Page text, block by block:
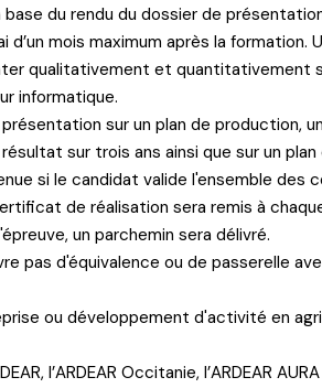
base du rendu du dossier de
d’un mois maximum après la
qualitativement et quantitativement
informatique.
sur un plan de production,
sur trois ans ainsi que sur un
si le candidat valide l'ensemble des
de réalisation sera remis à
un parchemin sera délivré.
pas d'équivalence ou de passerelle
ou développement d'activité en
l’ARDEAR Occitanie, l’ARDEAR AURA